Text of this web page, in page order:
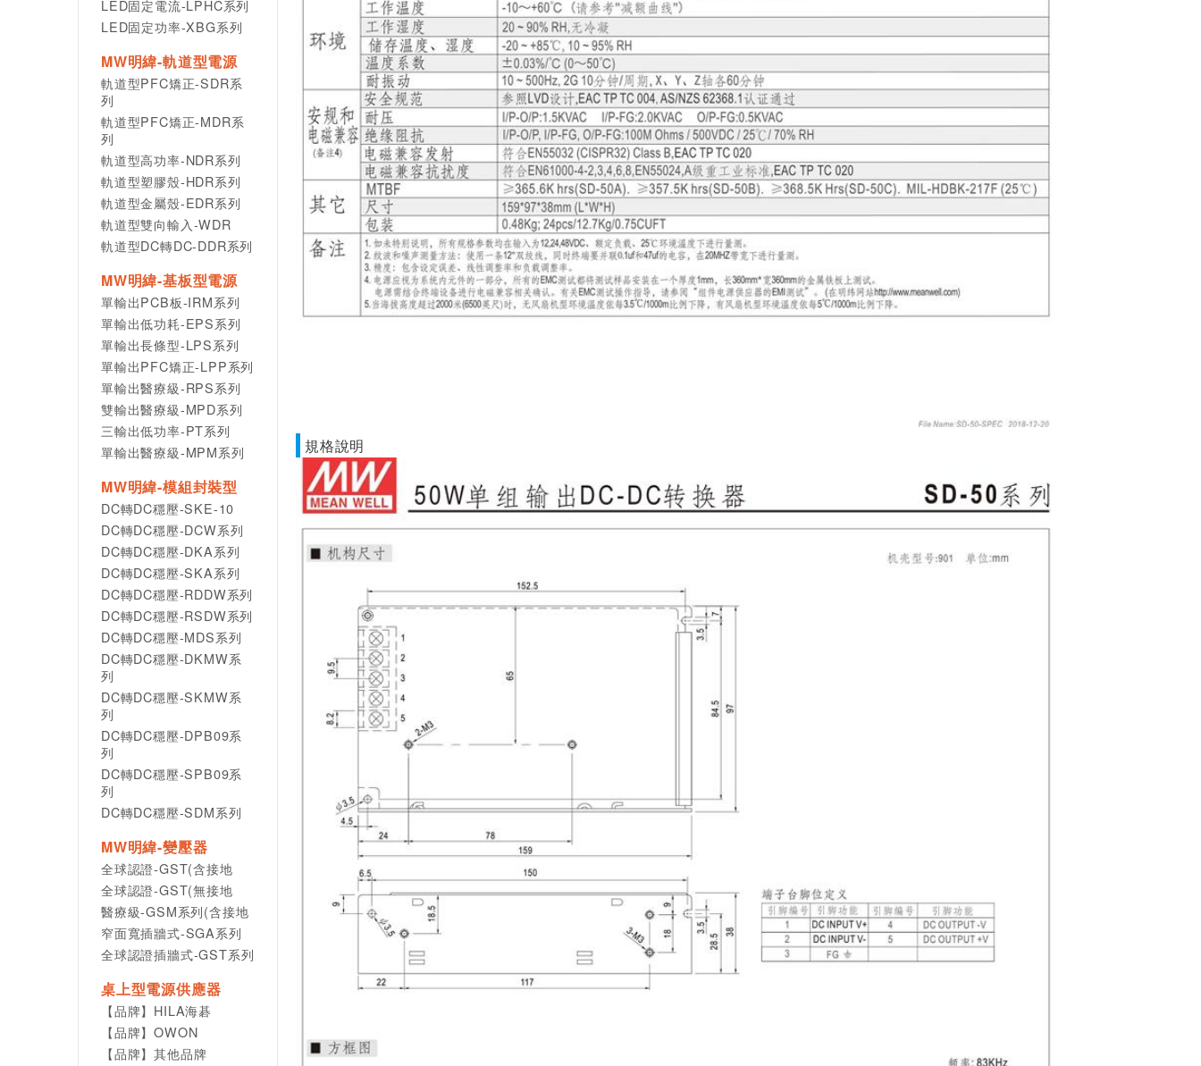
LED固定電流-LPHC系列
LED固定功率-XBG系列
MW明緯-軌道型電源
軌道型PFC矯正-SDR系
列
軌道型PFC矯正-MDR系
列
軌道型高功率-NDR系列
軌道型塑膠殼-HDR系列
軌道型金屬殼-EDR系列
軌道型雙向輸入-WDR
軌道型DC轉DC-DDR系列
MW明緯-基板型電源
單輸出PCB板-IRM系列
單輸出低功耗-EPS系列
單輸出長條型-LPS系列
單輸出PFC矯正-LPP系列
單輸出醫療級-RPS系列
雙輸出醫療級-MPD系列
三輸出低功率-PT系列
單輸出醫療級-MPM系列
MW明緯-模組封裝型
DC轉DC穩壓-SKE-10
DC轉DC穩壓-DCW系列
DC轉DC穩壓-DKA系列
DC轉DC穩壓-SKA系列
DC轉DC穩壓-RDDW系列
DC轉DC穩壓-RSDW系列
DC轉DC穩壓-MDS系列
DC轉DC穩壓-DKMW系
列
DC轉DC穩壓-SKMW系
列
DC轉DC穩壓-DPB09系
列
DC轉DC穩壓-SPB09系
列
DC轉DC穩壓-SDM系列
MW明緯-變壓器
全球認證-GST(含接地
全球認證-GST(無接地
醫療級-GSM系列(含接地
窄面寬插牆式-SGA系列
全球認證插牆式-GST系列
桌上型電源供應器
【品牌】HILA海碁
【品牌】OWON
【品牌】其他品牌
規格說明